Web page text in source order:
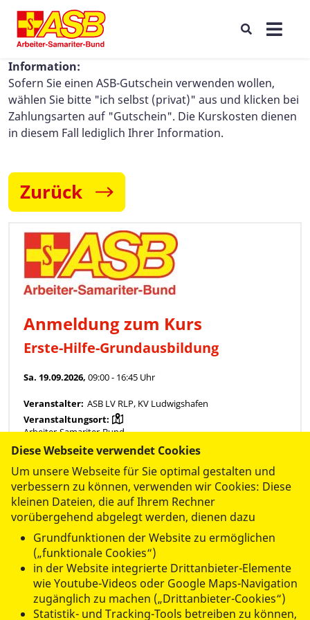
Information:
Sofern Sie einen ASB-Gutschein verwenden wollen,
wählen Sie bitte "ich selbst (privat)" aus und klicken bei
Zahlungsarten auf "Gutschein". Die Kurskosten dienen
in diesem Fall lediglich Ihrer Information.
Zurück
Diese Webseite verwendet Cookies
Um unsere Webseite für Sie optimal gestalten und
verbessern zu können, verwenden wir Cookies: Diese
kleinen Dateien, die auf Ihrem Rechner
vorübergehend abgelegt werden, dienen dazu
Grundfunktionen der Website zu ermöglichen
(„funktionale Cookies“)
in der Website integrierte Drittanbieter-Elemente
wie Youtube-Videos oder Google Maps-Navigation
zugänglich zu machen („Drittanbieter-Cookies“)
Statistik- und Tracking-Tools betreiben zu können,